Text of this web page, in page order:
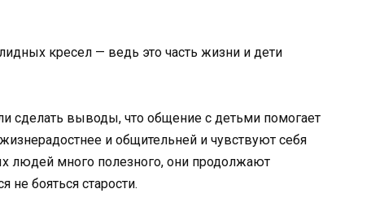
кресел — ведь это часть жизни и дети
сделать выводы, что общение с детьми помогает
и общительней и чувствуют себя
людей много полезного, они продолжают
не бояться старости.